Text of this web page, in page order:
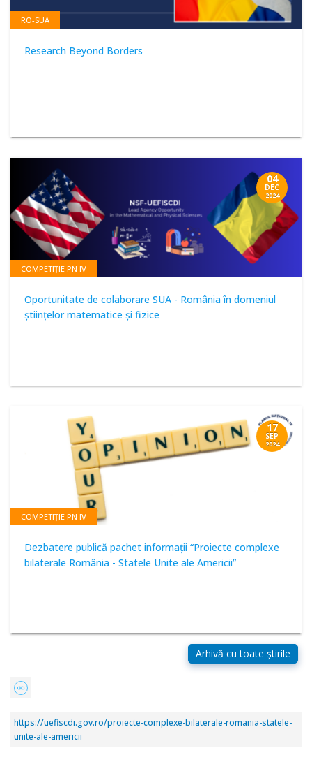
RO-SUA
Research Beyond Borders
04
DEC
2024
COMPETIȚIE PN IV
Oportunitate de colaborare SUA - România în domeniul
științelor matematice și fizice
17
SEP
2024
COMPETIȚIE PN IV
Dezbatere publică pachet informații “Proiecte complexe
bilaterale România - Statele Unite ale Americii”
https://uefiscdi.gov.ro/proiecte-complexe-bilaterale-romania-statele-
unite-ale-americii